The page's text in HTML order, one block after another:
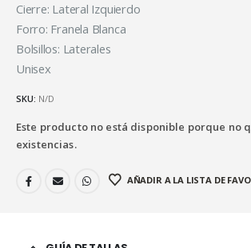
Cierre: Lateral Izquierdo
Forro: Franela Blanca
Bolsillos: Laterales
Unisex
SKU: N/D
Este producto no está disponible porque no
existencias.
AÑADIR A LA LISTA DE